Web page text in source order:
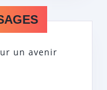
un avenir